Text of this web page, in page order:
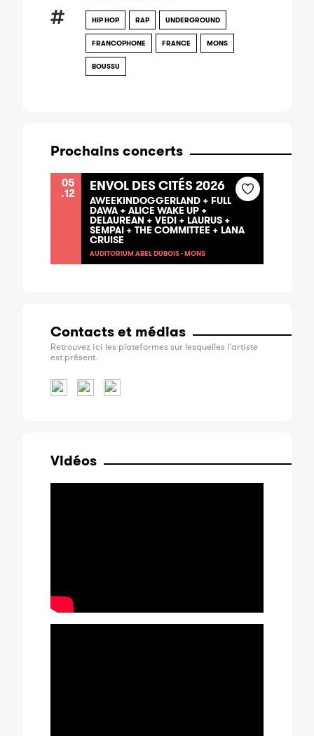
HIP HOP RAP UNDERGROUND
FRANCOPHONE FRANCE MONS
BOUSSU
Prochains concerts
05
.12 ENVOL DES CITÉS 2026
AWEEKINDOGGERLAND + FULL
DAWA + ALICE WAKE UP +
DELAUREAN + VEDI + LAURUS +
SEMPAI + THE COMMITTEE + LANA
CRUISE
AUDITORIUM ABEL DUBOIS - MONS
Contacts et médias
Retrouvez ici les plateformes sur lesquelles l'artiste
est présent.
Vidéos